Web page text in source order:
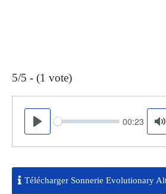
5/5 - (1 vote)
Play
Seek 00:23
Télécharger Sonnerie Evolutionary